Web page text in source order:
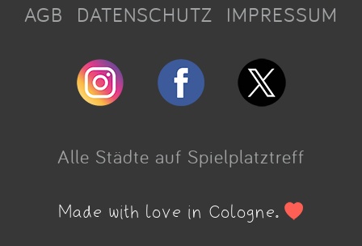
AGB DATENSCHUTZ IMPRESSUM
Alle Städte auf Spielplatztreff
Made with love in Cologne.